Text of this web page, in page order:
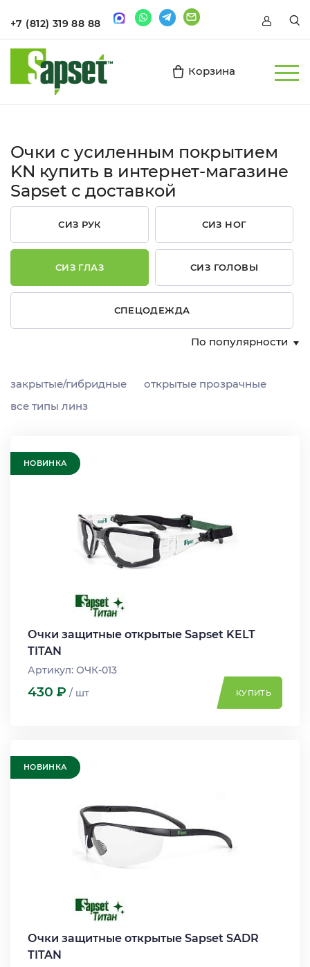
+7 (812) 319 88 88
Корзина
Очки с усиленным покрытием
KN купить в интернет-магазине
Sapset c доставкой
СИЗ РУК СИЗ НОГ
СИЗ ГЛАЗ СИЗ ГОЛОВЫ
СПЕЦОДЕЖДА
По популярности
закрытые/гибридные
открытые прозрачные
все типы линз
НОВИНКА
Очки защитные открытые Sapset KELT
TITAN
Артикул: ОЧК-013
430 Р / шт КУПИТЬ
НОВИНКА
Очки защитные открытые Sapset SADR
TITAN